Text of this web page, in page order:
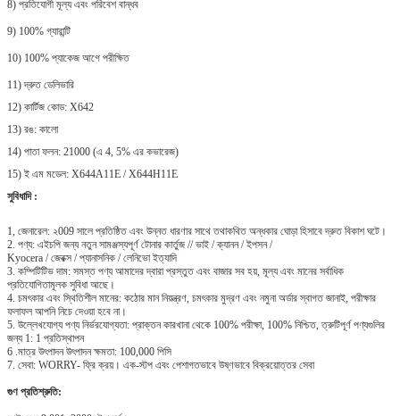
8) প্রতিযোগী মূল্য এবং পরিবেশ বান্ধব
9) 100% গ্যারান্টি
10) 100% প্যাকেজ আগে পরীক্ষিত
11) দ্রুত ডেলিভারি
12) কার্টিজ কোড: X642
13) রঙ: কালো
14) পাতা ফলন: 21000 (এ 4, 5% এর কভারেজ)
15) ই এম মডেল: X644A11E / X644H11E
সুবিধাদি :
1, জেনারেল: ২009 সালে প্রতিষ্ঠিত এবং উন্নত ধারণার সাথে তথাকথিত অন্ধকার ঘোড়া হিসাবে দ্রুত বিকাশ ঘটে।
2. পণ্য: এইচপি জন্য নতুন সামঞ্জস্যপূর্ণ টোনার কার্তুজ // ভাই / ক্যানন / ইপসন /
Kyocera / জেরক্স / প্যানাসনিক / লেনিভো ইত্যাদি
3. কম্পিটিটিভ দাম: সমস্ত পণ্য আমাদের দ্বারা প্রস্তুত এবং বাজার সব হয়, মূল্য এবং মানের সর্বাধিক
প্রতিযোগিতামূলক সুবিধা আছে।
4. চমৎকার এবং স্থিতিশীল মানের: কঠোর মান নিয়ন্ত্রণ, চমৎকার মুদ্রণ এবং নমুনা অর্ডার স্বাগত জানাই, পরীক্ষার
ফলাফল আপনি নিচে দেওয়া হবে না।
5. উল্লেখযোগ্য পণ্য নির্ভরযোগ্যতা: প্রাক্তন কারখানা থেকে 100% পরীক্ষা, 100% নিশ্চিত, ত্রুটিপূর্ণ পণ্যগুলির
জন্য 1: 1 প্রতিস্থাপন
6 .মাত্র উৎপাদন উৎপাদন ক্ষমতা: 100,000 পিসি
7. সেবা: WORRY- ফ্রি ক্রয়। এক-স্টপ এবং পেশাগতভাবে উষ্ণভাবে বিক্রয়োত্তর সেবা
গুণ প্রতিশ্রুতি: